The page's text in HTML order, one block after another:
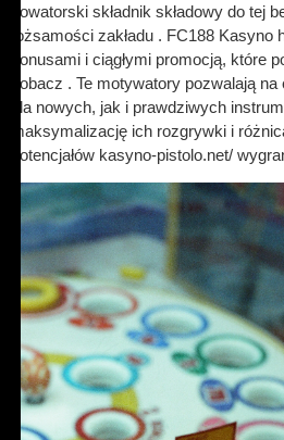
nowatorski składnik składowy do tej
tożsamości zakładu . FC188
bonusami i ciągłymi promocją, które
zobacz . Te motywatory pozwalają
dla nowych, jak i prawdziwych
maksymalizację ich rozgrywki i
potencjałów kasyno-pistolo.net/